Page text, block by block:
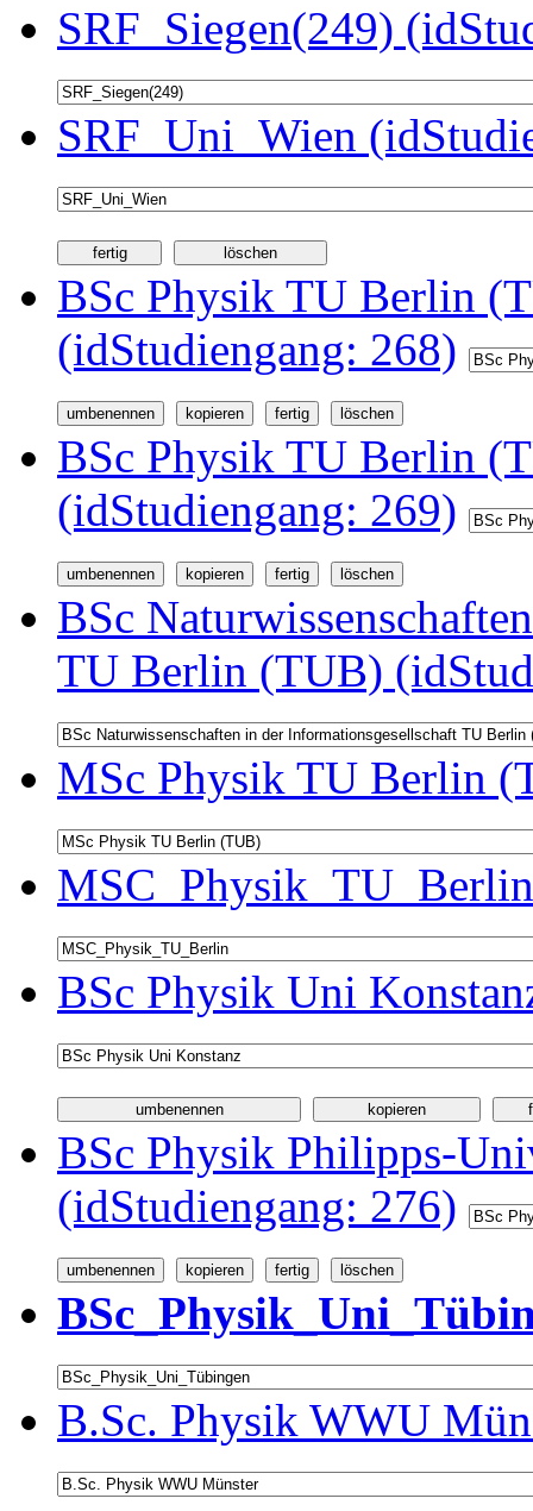
SRF_Siegen(249)
SRF_Uni_Wien
BSc Physik TU Berlin
(idStudiengang: 268)
BSc Physik TU Berlin
(idStudiengang: 269)
BSc
TU Berlin (TUB)
MSc Physik TU Berlin
BSc Physik Uni
BSc Physik Philipps-
(idStudiengang: 276)
B.Sc. Physik WWU